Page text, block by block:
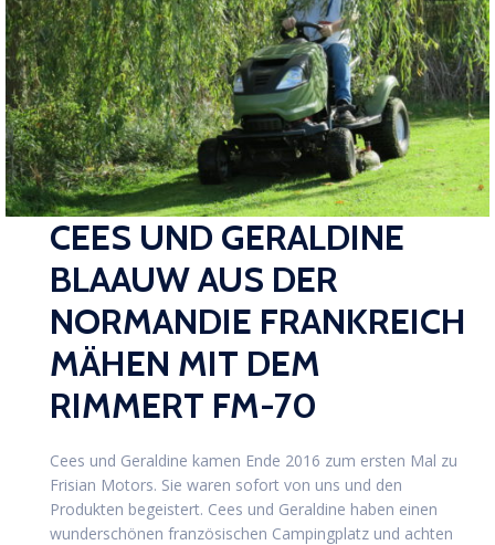
CEES UND GERALDINE
BLAAUW AUS DER
NORMANDIE FRANKREICH
MÄHEN MIT DEM
RIMMERT FM-70
Cees und Geraldine kamen Ende 2016 zum ersten Mal zu
Frisian Motors. Sie waren sofort von uns und den
Produkten begeistert. Cees und Geraldine haben einen
wunderschönen französischen Campingplatz und achten